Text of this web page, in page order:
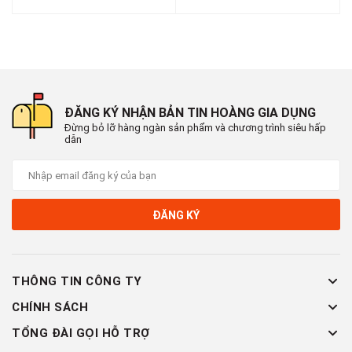
#maydemhanggiare #maykiemhang #maydemphathoc
#maydemnhandang #maydemsosanpham
#maydemngontaygiare #maydemtheluc
🕗 Thời gian làm việc : Sáng 8:00 - 12:00 & Chiều 13:30 -
🏡 Địa chỉ : 16 Tây lân 3, Bà Điểm, Hóc Môn , TP Hồ Chí
Minh
ĐĂNG KÝ NHẬN BẢN TIN HOÀNG GIA DỤNG
Đừng bỏ lỡ hàng ngàn sản phẩm và chương trình siêu hấp
dẫn
ĐĂNG KÝ
THÔNG TIN CÔNG TY
CHÍNH SÁCH
TỔNG ĐÀI GỌI HỖ TRỢ